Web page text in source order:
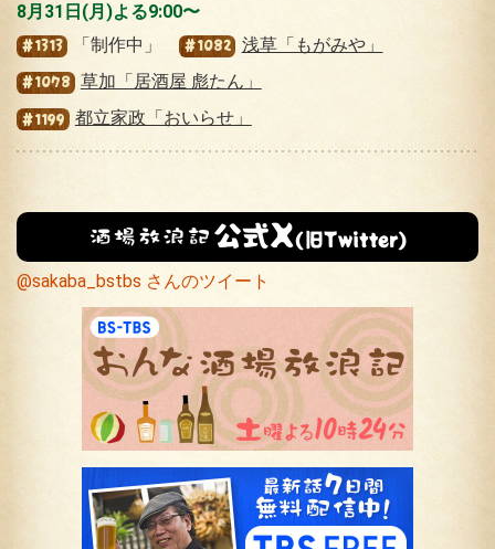
8月31日(月)よる9:00〜
#1313
「制作中」 #1082 浅草「もがみや」
#1078 草加「居酒屋 彪たん」
#1199 都立家政「おいらせ」
@sakaba_bstbs さんのツイート